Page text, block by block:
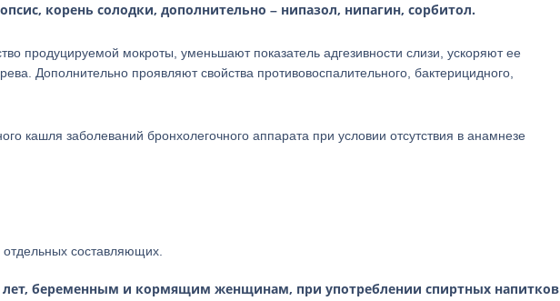
корень солодки, дополнительно – нипазол, нипагин, сорбитол.
продуцируемой мокроты, уменьшают показатель адгезивности слизи, ускоряют ее
Дополнительно проявляют свойства противовоспалительного, бактерицидного,
кашля заболеваний бронхолегочного аппарата при условии отсутствия в анамнезе
составляющих.
лет, беременным и кормящим женщинам, при употреблении спиртных напитков